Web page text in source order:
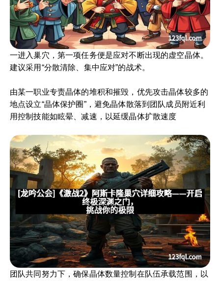
一进入巢穴，第一项任务便是应对不断出现的虚空晶体。
建议采用“分散清除、集中应对”的战术。
由某一职业专责晶体的堆积和摧毁，优先攻击晶体较多的
地点设立“晶体保护圈”，避免晶体散落到团队成员附近利
用控制技能如眩晕、减速，以延缓晶体扩散速度
团队共同努力下，确保晶体数量控制在队伍承载范围，以